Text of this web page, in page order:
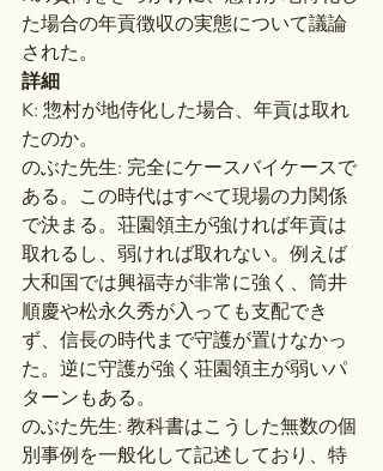
た場合の年貢徴収の実態について議論
された。
詳細
K: 惣村が地侍化した場合、年貢は取れ
たのか。
のぶた先生: 完全にケースバイケースで
ある。この時代はすべて現場の力関係
で決まる。荘園領主が強ければ年貢は
取れるし、弱ければ取れない。例えば
大和国では興福寺が非常に強く、筒井
順慶や松永久秀が入っても支配でき
ず、信長の時代まで守護が置けなかっ
た。逆に守護が強く荘園領主が弱いパ
ターンもある。
のぶた先生: 教科書はこうした無数の個
別事例を一般化して記述しており、特